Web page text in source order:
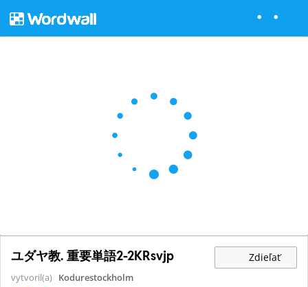
ユダヤ教. 重要単語2-2KRsvjp Zdieľať
vytvoril(a) Kodurestockholm